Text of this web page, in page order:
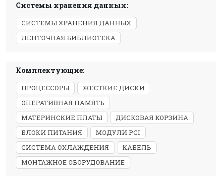
Системы хранения данных:
СИСТЕМЫ ХРАНЕНИЯ ДАННЫХ
ЛЕНТОЧНАЯ БИБЛИОТЕКА
Комплектующие:
ПРОЦЕССОРЫ
ЖЕСТКИЕ ДИСКИ
ОПЕРАТИВНАЯ ПАМЯТЬ
МАТЕРИНСКИЕ ПЛАТЫ
ДИСКОВАЯ КОРЗИНА
БЛОКИ ПИТАНИЯ
МОДУЛИ PCI
СИСТЕМА ОХЛАЖДЕНИЯ
КАБЕЛЬ
МОНТАЖНОЕ ОБОРУДОВАНИЕ